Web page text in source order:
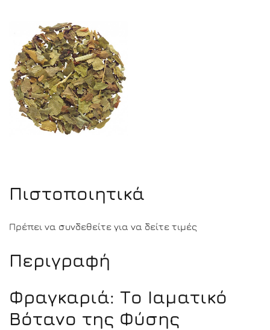
Πιστοποιητικά
Πρέπει να συνδεθείτε για να δείτε τιμές
Περιγραφή
Φραγκαριά: Το Ιαματικό
Βότανο της Φύσης